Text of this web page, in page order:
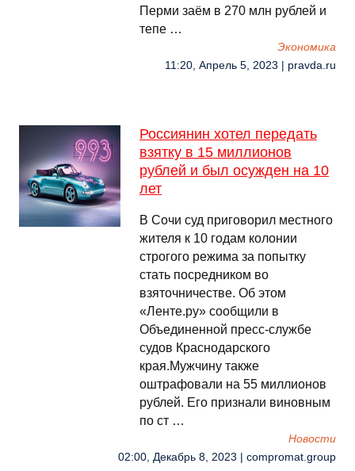
Перми заём в 270 млн рублей и
тепе …
Экономика
11:20, Апрель 5, 2023 | pravda.ru
Россиянин хотел передать
взятку в 15 миллионов
рублей и был осужден на 10
лет
В Сочи суд приговорил местного
жителя к 10 годам колонии
строгого режима за попытку
стать посредником во
взяточничестве. Об этом
«Ленте.ру» сообщили в
Объединенной пресс-службе
судов Краснодарского
края.Мужчину также
оштрафовали на 55 миллионов
рублей. Его признали виновным
по ст …
Новости
02:00, Декабрь 8, 2023 | compromat.group